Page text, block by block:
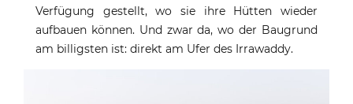
Verfügung gestellt, wo sie ihre Hütten wieder
aufbauen können. Und zwar da, wo der Baugrund
am billigsten ist: direkt am Ufer des Irrawaddy.